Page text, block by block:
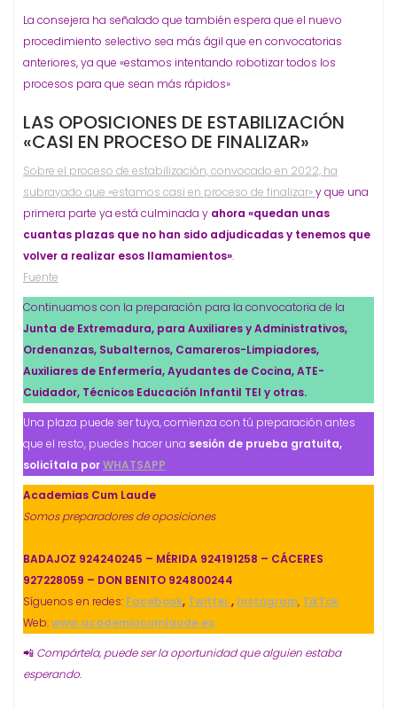
La consejera ha señalado que también espera que el nuevo
procedimiento selectivo sea más ágil que en convocatorias
anteriores, ya que «estamos intentando robotizar todos los
procesos para que sean más rápidos»
LAS OPOSICIONES DE ESTABILIZACIÓN
«CASI EN PROCESO DE FINALIZAR»
Sobre el proceso de estabilización, convocado en 2022, ha
subrayado que «estamos casi en proceso de finalizar»y que una
primera parte ya está culminada y ahora «quedan unas
cuantas plazas que no han sido adjudicadas y tenemos que
volver a realizar esos llamamientos».
Fuente
Continuamos con la preparación para la convocatoria de la
Junta de Extremadura, para Auxiliares y Administrativos,
Ordenanzas, Subalternos, Camareros-Limpiadores,
Auxiliares de Enfermería, Ayudantes de Cocina, ATE-
Cuidador, Técnicos Educación Infantil TEI y otras.
Una plaza puede ser tuya, comienza con tú preparación antes
que el resto, puedes hacer una sesión de prueba gratuita,
solicítala porWHATSAPP
Academias Cum Laude
Somos preparadores de oposiciones
BADAJOZ 924240245 – MÉRIDA 924191258 – CÁCERES
927228059 – DON BENITO 924800244
Síguenos en redes: Facebook, Twitter, Instagram, TikTok
Web:www.academiacumlaude.es
📲 Compártela, puede ser la oportunidad que alguien estaba
esperando.